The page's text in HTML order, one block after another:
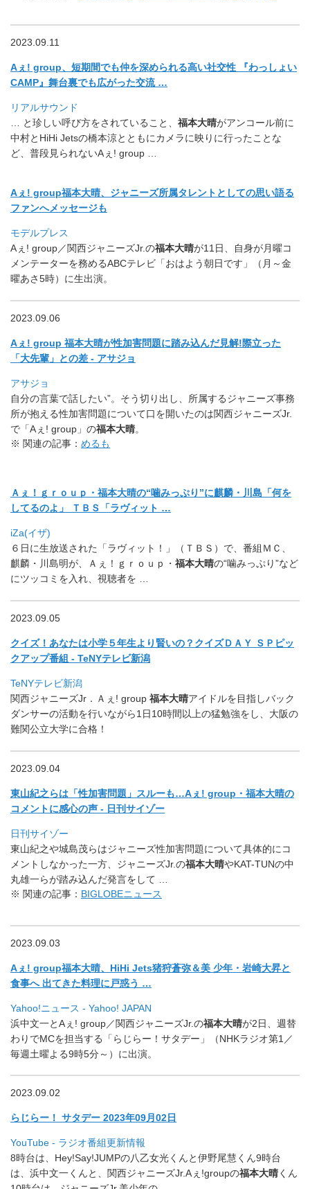
2023.09.11
Aぇ! group、短期間でも仲を深められる高い社交性 『わっしょい
CAMP』舞台裏でも広がった交流 …
リアルサウンド
… と珍しい呼び方をされていること、 福本大晴がアンコール前に
中村とHiHi Jetsの橋本涼とともにカメラに映りに行ったことな
ど、 普段見られないAぇ! group …
Aぇ! group福本大晴、ジャニーズ所属タレントとしての思い語る
ファンへメッセージも
モデルプレス
Aぇ! group／関西ジャニーズJr.の福本大晴が11日、
自身が月曜コ
メンテーターを務めるABCテレビ「おはよう朝日です」（月～金
曜あさ5時）に生出演。
2023.09.06
Aぇ! group 福本大晴が性加害問題に踏み込んだ見解!際立った
「大先輩」 との差 - アサジョ
アサジョ
自分の言葉で話したい”。そう切り出し、 所属するジャニーズ事務
所が抱える性加害問題について口を開いたのは関西ジャニーズJr.
で「Aぇ! group」の福本大晴。
※ 関連の記事： めるも
Ａぇ！ｇｒｏｕｐ・福本大晴の“噛みっぷり”に麒麟・川島「何を
してるのよ」 ＴＢＳ「ラヴィット …
iZa(イザ)
６日に生放送された「ラヴィット！」（ＴＢＳ）で、番組ＭＣ、
麒麟・川島明が、Ａぇ！ｇｒｏｕｐ・ 福本大晴の“噛みっぷり”など
にツッコミを入れ、視聴者を …
2023.09.05
クイズ！あなたは小学５年生より賢いの？クイズＤＡＹ ＳＰピッ
クアップ番組 - TeNYテレビ新潟
TeNYテレビ新潟
関西ジャニーズJr．Ａぇ! group 福本大晴アイドルを目指しバック
ダンサーの活動を行いながら1日10時間以上の猛勉強をし、大阪の
難関公立大学に合格！
2023.09.04
東山紀之らは「性加害問題」スルーも…Aぇ! group・福本大晴の
コメントに感心の声 - 日刊サイゾー
日刊サイゾー
東山紀之や城島茂らはジャニーズ性加害問題について具体的にコ
メ ントしなかった一方、ジャニーズJr.の福本大晴やKAT-TUNの中
丸雄一らが踏み込んだ発言をして …
※ 関連の記事： BIGLOBEニュース
2023.09.03
Aぇ! group福本大晴、HiHi Jets猪狩蒼弥＆美 少年・岩崎大昇と
食事へ 出てきた料理に戸惑う …
Yahoo!ニュース - Yahoo! JAPAN
浜中文一とAぇ! group／関西ジャニーズJr.の福本大晴が2日、 週替
わりでMCを担当する「らじらー！サタデー」（NHKラジオ第1／
毎週土曜よる9時5分～）に出演。
2023.09.02
らじらー！ サタデー 2023年09月02日
YouTube - ラジオ番組更新情報
8時台は、Hey!Say!JUMPの八乙女光くんと伊野尾慧くん9時台
は、 浜中文一くんと、関西ジャニーズJr.Aぇ!groupの福本大晴くん